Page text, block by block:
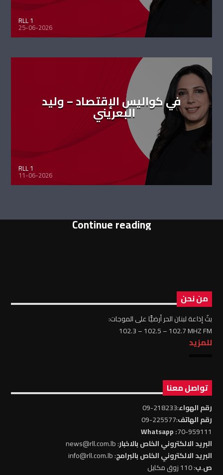
RLL 1
25-06-2026
في كواليس الإقتصاد – وليد
البعريني
RLL 1
11-06-2026
Continue reading
من نحن
بثّ إذاعة لبنان الحر أرضيًّا على الموجات:
102.3 – 102.5 – 102.7 MHZ FM
للمزيد
تواصل معنا
رقم الهواء:218233-09
رقم الهاتف:225577-09
70-959111
: Whatsapp
البريد الالكتروني الخاص بالاخبار: news@rll.com.lb
البريد الالكتروني الخاص بالبرامج: info@rll.com.lb
ص.ب: 110 زوق مكايل